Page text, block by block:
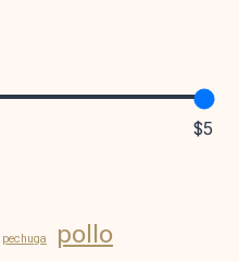
$5
pechuga pollo